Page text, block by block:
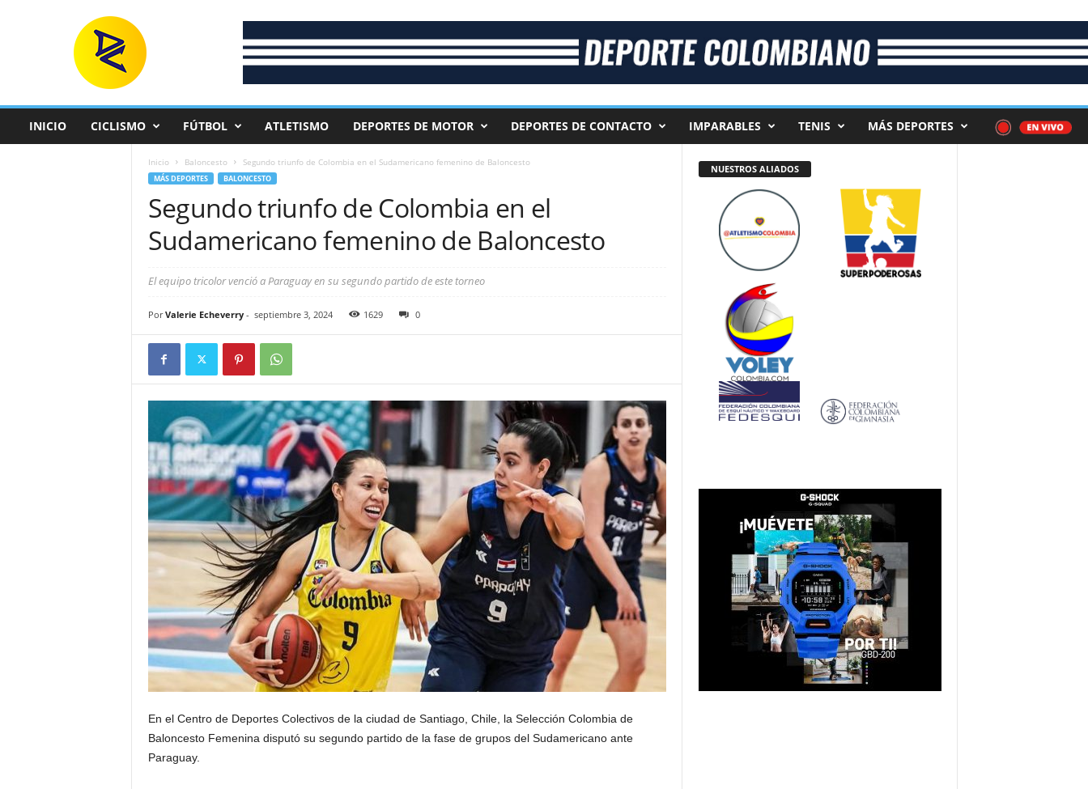
INICIO CICLISMO FÚTBOL ATLETISMO DEPORTES DE MOTOR DEPORTES DE CONTACTO IMPARABLES TENIS MÁS DEPORTES
Inicio Baloncesto Segundo triunfo de Colombia en el Sudamericano femenino de Baloncesto
MÁS DEPORTES BALONCESTO
Segundo triunfo de Colombia en el
Sudamericano femenino de Baloncesto
El equipo tricolor venció a Paraguay en su segundo partido de este torneo
Por Valerie Echeverry- septiembre 3, 2024 1629 0
En el Centro de Deportes Colectivos de la ciudad de Santiago, Chile, la Selección Colombia de
Baloncesto Femenina disputó su segundo partido de la fase de grupos del Sudamericano ante
Paraguay.
NUESTROS ALIADOS